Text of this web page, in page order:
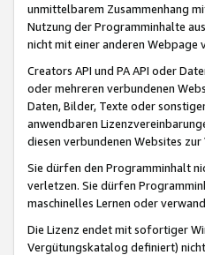
unmittelbarem Zusammenhang
Nutzung der Programminhalte
nicht mit einer anderen Webpage
Creators API und PA API oder
oder mehreren verbundenen
Daten, Bilder, Texte oder
anwendbaren
diesen verbundenen Websites
Sie dürfen den Programminhalt
verletzen. Sie dürfen
maschinelles Lernen oder
Die Lizenz endet mit sofortiger
Vergütungskatalog definiert)